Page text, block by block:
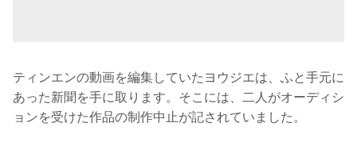
ティンエンの動画を編集していたヨウジエは、ふと手元に
あった新聞を手に取ります。そこには、二人がオーディシ
ョンを受けた作品の制作中止が記されていました。